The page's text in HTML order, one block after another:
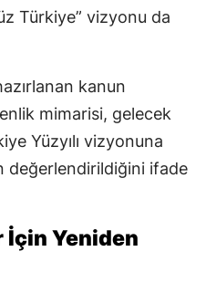
Türkiye” vizyonu da
kanun
mimarisi, gelecek
Yüzyılı vizyonuna
değerlendirildiğini ifade
Yeniden